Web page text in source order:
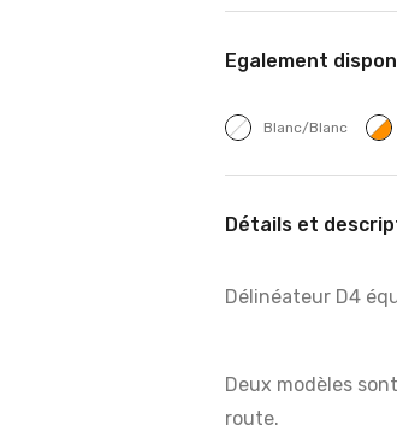
Egalement
Blanc/Blanc
Détails et
Délinéateur D4
Deux modèles
route.